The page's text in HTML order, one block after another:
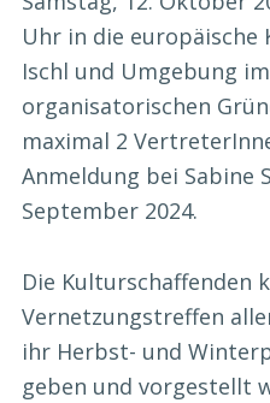
Uhr in die
Ischl und Umgebung
organisatorischen
maximal 2
Anmeldung bei Sabine
September 2024.
Die Kulturschaffenden
Vernetzungstreffen
ihr Herbst- und
geben und vorgestellt